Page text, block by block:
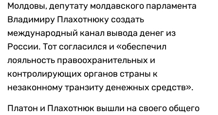
Молдовы, депутату молдавского парламента
Владимиру Плахотнюку создать
международный канал вывода денег из
России. Тот согласился и «обеспечил
лояльность правоохранительных и
контролирующих органов страны к
незаконному транзиту денежных средств».
Платон и Плахотнюк вышли на своего общего